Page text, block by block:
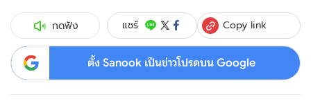
กดฟัง แชร์ Copy link
ตั้ง Sanook เป็นข่าวโปรดบน Google